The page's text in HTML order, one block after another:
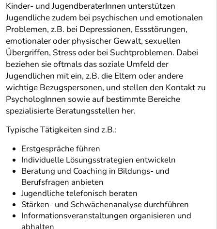
Kinder- und JugendberaterInnen unterstützen
Jugendliche zudem bei psychischen und emotionalen
Problemen, z.B. bei Depressionen, Essstörungen,
emotionaler oder physischer Gewalt, sexuellen
Übergriffen, Stress oder bei Suchtproblemen. Dabei
beziehen sie oftmals das soziale Umfeld der
Jugendlichen mit ein, z.B. die Eltern oder andere
wichtige Bezugspersonen, und stellen den Kontakt zu
PsychologInnen sowie auf bestimmte Bereiche
spezialisierte Beratungsstellen her.
Typische Tätigkeiten sind z.B.:
Erstgespräche führen
Individuelle Lösungsstrategien entwickeln
Beratung und Coaching in Bildungs- und
Berufsfragen anbieten
Jugendliche telefonisch beraten
Stärken- und Schwächenanalyse durchführen
Informationsveranstaltungen organisieren und